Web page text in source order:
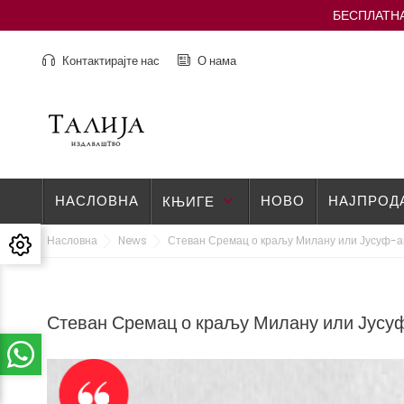
Контактирајте нас О нама
НАСЛОВНА КЊИГЕ keyboard_arrow_down НОВО
Насловна News Стеван Сремац о краљу Милану или Јусуф-
Стеван Сремац о краљу Милану или